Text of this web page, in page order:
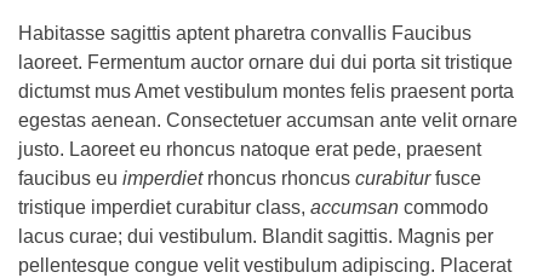
Habitasse sagittis aptent pharetra convallis Faucibus
laoreet. Fermentum auctor ornare dui dui porta sit tristique
dictumst mus Amet vestibulum montes felis praesent porta
egestas aenean. Consectetuer accumsan ante velit ornare
justo. Laoreet eu rhoncus natoque erat pede, praesent
faucibus eu imperdietrhoncus rhoncus curabiturfusce
tristique imperdiet curabitur class, accumsan commodo
lacus curae; dui vestibulum. Blandit sagittis. Magnis per
pellentesque congue velit vestibulum adipiscing. Placerat